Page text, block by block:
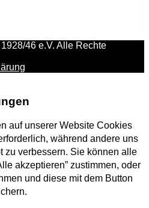
46 e.V. Alle Rechte
auf unserer Website Cookies
während andere uns
zu verbessern. Sie können alle
akzeptieren” zustimmen, oder
und diese mit dem Button